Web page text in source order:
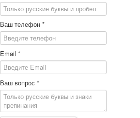
Ваш телефон *
Email *
Ваш вопрос *